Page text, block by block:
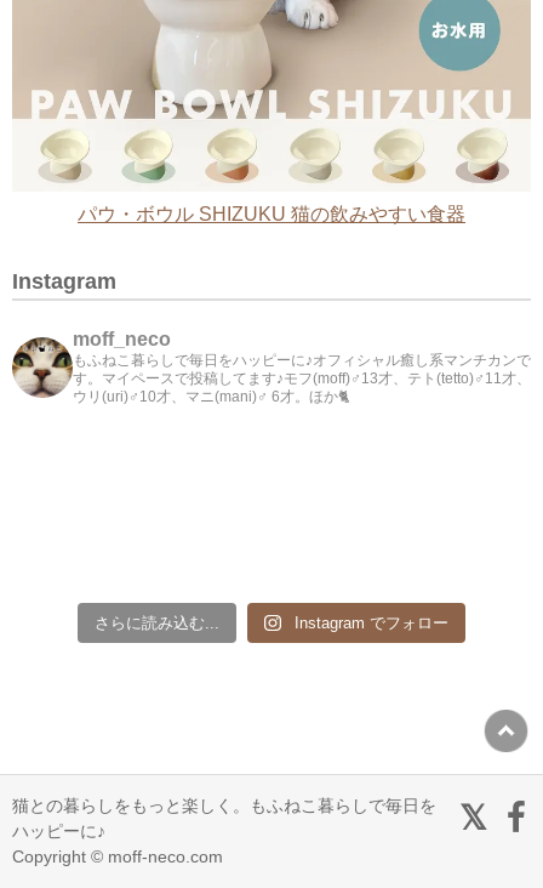
パウ・ボウル SHIZUKU 猫の飲みやすい食器
Instagram
moff_neco
もふねこ暮らしで毎日をハッピーに♪オフィシャル癒し系マンチカンで
す。マイペースで投稿してます♪モフ(moff)♂13才、テト(tetto)♂11才、
ウリ(uri)♂10才、マニ(mani)♂ 6才。ほか🐈
さらに読み込む... Instagram でフォロー
猫との暮らしをもっと楽しく。もふねこ暮らしで毎日を
ハッピーに♪
Copyright © moff-neco.com